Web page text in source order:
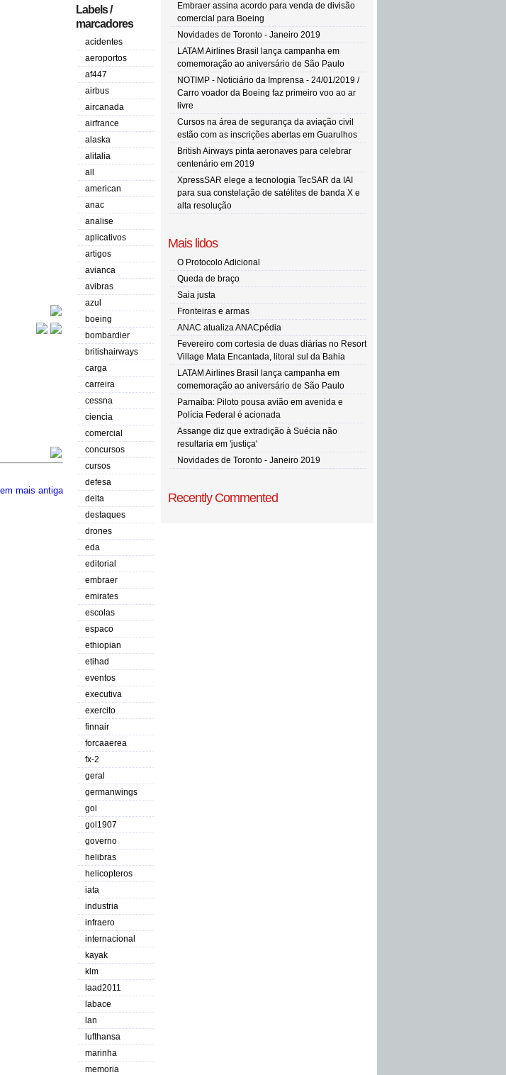
mais antiga
Labels /
marcadores
acidentes
aeroportos
af447
airbus
aircanada
airfrance
alaska
alitalia
all
american
anac
analise
aplicativos
artigos
avianca
avibras
azul
boeing
bombardier
britishairways
carga
carreira
cessna
ciencia
comercial
concursos
cursos
defesa
delta
destaques
drones
eda
editorial
embraer
emirates
escolas
espaco
ethiopian
etihad
eventos
executiva
exercito
finnair
forcaaerea
fx-2
geral
germanwings
gol
gol1907
governo
helibras
helicopteros
iata
industria
infraero
internacional
kayak
klm
laad2011
labace
lan
lufthansa
marinha
memoria
Embraer assina acordo para venda de divisão
comercial para Boeing
Novidades de Toronto - Janeiro 2019
LATAM Airlines Brasil lança campanha em
comemoração ao aniversário de São Paulo
NOTIMP - Noticiário da Imprensa - 24/01/2019 /
Carro voador da Boeing faz primeiro voo ao ar
livre
Cursos na área de segurança da aviação civil
estão com as inscrições abertas em Guarulhos
British Airways pinta aeronaves para celebrar
centenário em 2019
XpressSAR elege a tecnologia TecSAR da IAI
para sua constelação de satélites de banda X e
alta resolução
Mais lidos
O Protocolo Adicional
Queda de braço
Saia justa
Fronteiras e armas
ANAC atualiza ANACpédia
Fevereiro com cortesia de duas diárias no Resort
Village Mata Encantada, litoral sul da Bahia
LATAM Airlines Brasil lança campanha em
comemoração ao aniversário de São Paulo
Parnaíba: Piloto pousa avião em avenida e
Polícia Federal é acionada
Assange diz que extradição à Suécia não
resultaria em 'justiça'
Novidades de Toronto - Janeiro 2019
Recently Commented